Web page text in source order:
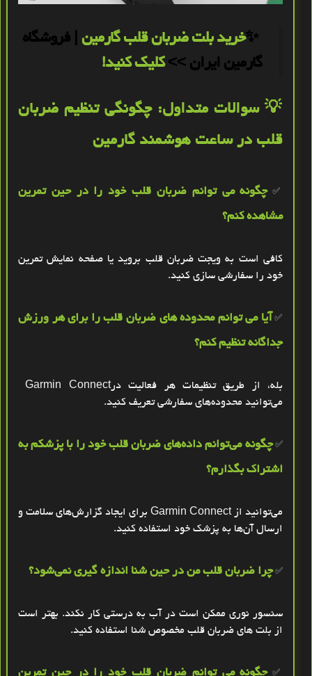
✨خرید بلت ضربان قلب گارمین | فروشگاه
گارمین ایران >>کلیک کنید!
💡سوالات متداول:چگونگی تنظیم ضربان
قلب در ساعت هوشمند گارمین
✅چگونه می‌ توانم ضربان قلب خود را در حین تمرین
مشاهده کنم؟
کافی است به ویجت ضربان قلب بروید یا صفحه نمایش تمرین
خود را سفارشی ‌سازی کنید.
✅ آیا می‌ توانم محدوده‌ های ضربان قلب را برای هر ورزش
جداگانه تنظیم کنم؟
بله، از طریق تنظیمات هر فعالیت درGarmin Connect
می‌توانید محدوده‌های سفارشی تعریف کنید.
✅چگونه می‌توانم داده‌های ضربان قلب خود را با پزشکم به
اشتراک بگذارم؟
می‌توانید از Garmin Connect برای ایجاد گزارش‌های سلامت و
ارسال آن‌ها به پزشک خود استفاده کنید.
✅چرا ضربان قلب من در حین شنا اندازه ‌گیری نمی‌شود؟
سنسور نوری ممکن است در آب به‌ درستی کار نکند. بهتر است
از بلت های ضربان قلب مخصوص شنا استفاده کنید.
✅چگونه می ‌توانم ضربان قلب خود را در حین تمرین